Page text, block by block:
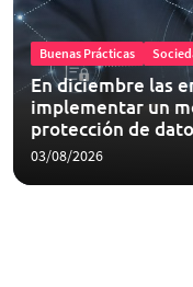
Buenas Prácticas
En diciembre las
implementar un
protección de
03/08/2026